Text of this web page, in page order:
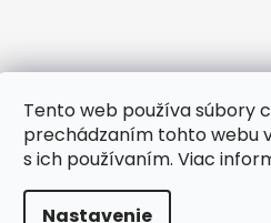
Tento web používa súbory
prechádzaním tohto webu
s ich používaním. Viac
Nastavenie
Martinelli . Všetky práva